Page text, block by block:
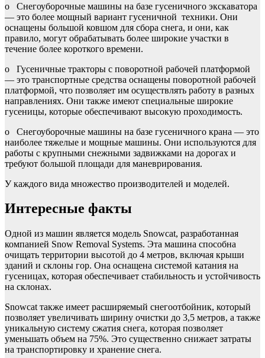
o
Снегоуборочные машины на базе гусеничного экскаватора
— это более мощный вариант гусеничной техники. Они
оснащены большой ковшом для сбора снега, и они, как
правило, могут обрабатывать более широкие участки в
течение более короткого времени.
o
Гусеничные тракторы с поворотной рабочей платформой
— это транспортные средства оснащены поворотной рабочей
платформой, что позволяет им осуществлять работу в разных
направлениях. Они также имеют специальные широкие
гусеницы, которые обеспечивают высокую проходимость.
o
Снегоуборочные машины на базе гусеничного крана — это
наиболее тяжелые и мощные машины. Они используются для
работы с крупными снежными задвижками на дорогах и
требуют большой площади для маневрирования.
У каждого вида множество производителей и моделей.
Интересные факты
Одной из машин является модель Snowcat, разработанная
компанией Snow Removal Systems. Эта машина способна
очищать территории высотой до 4 метров, включая крыши
зданий и склоны гор. Она оснащена системой катания на
гусеницах, которая обеспечивает стабильность и устойчивость
на склонах.
Snowcat также имеет расширяемый снегоотбойник, который
позволяет увеличивать ширину очистки до 3,5 метров, а также
уникальную систему сжатия снега, которая позволяет
уменьшать объем на 75%. Это существенно снижает затраты
на транспортировку и хранение снега.